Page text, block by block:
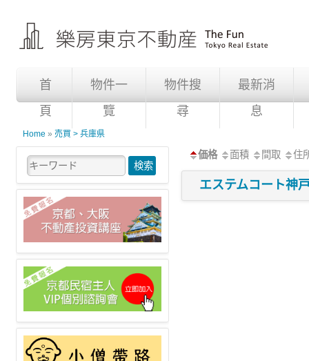
首
頁
物件一
覽
物件搜
尋
最新消
息
Home » 売買 > 兵庫県
価格 面積 間取 住
エステムコート神